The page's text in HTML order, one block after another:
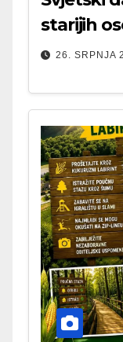
starijih
26. SRPNJA